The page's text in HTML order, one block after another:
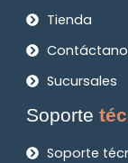
Tienda
Sucursales
Soporte
Soporte